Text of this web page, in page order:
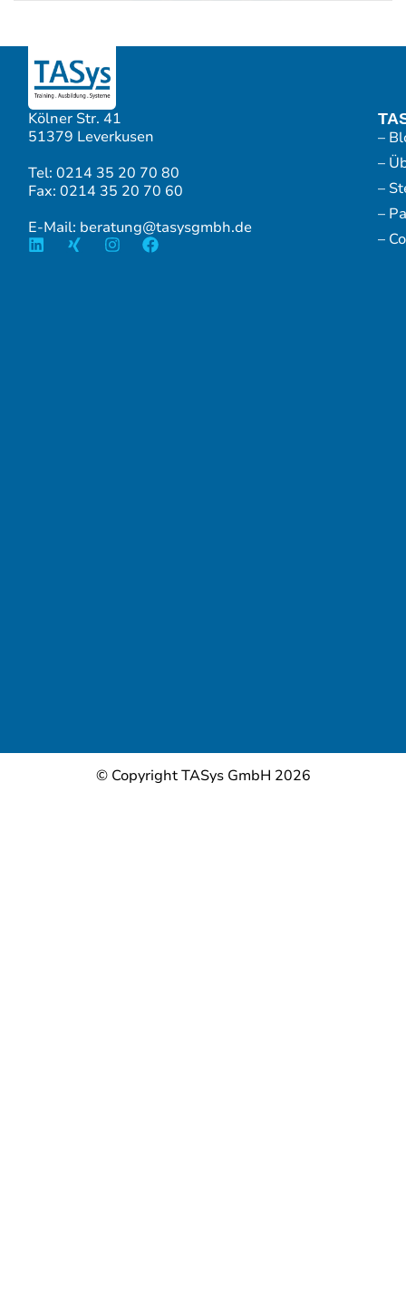
Kölner Str. 41
51379 Leverkusen
Tel: 0214 35 20 70 80
Fax: 0214 35 20 70 60
E-Mail: beratung@tasysgmbh.de
–
–
–
–
–
© Copyright TASys GmbH 2026